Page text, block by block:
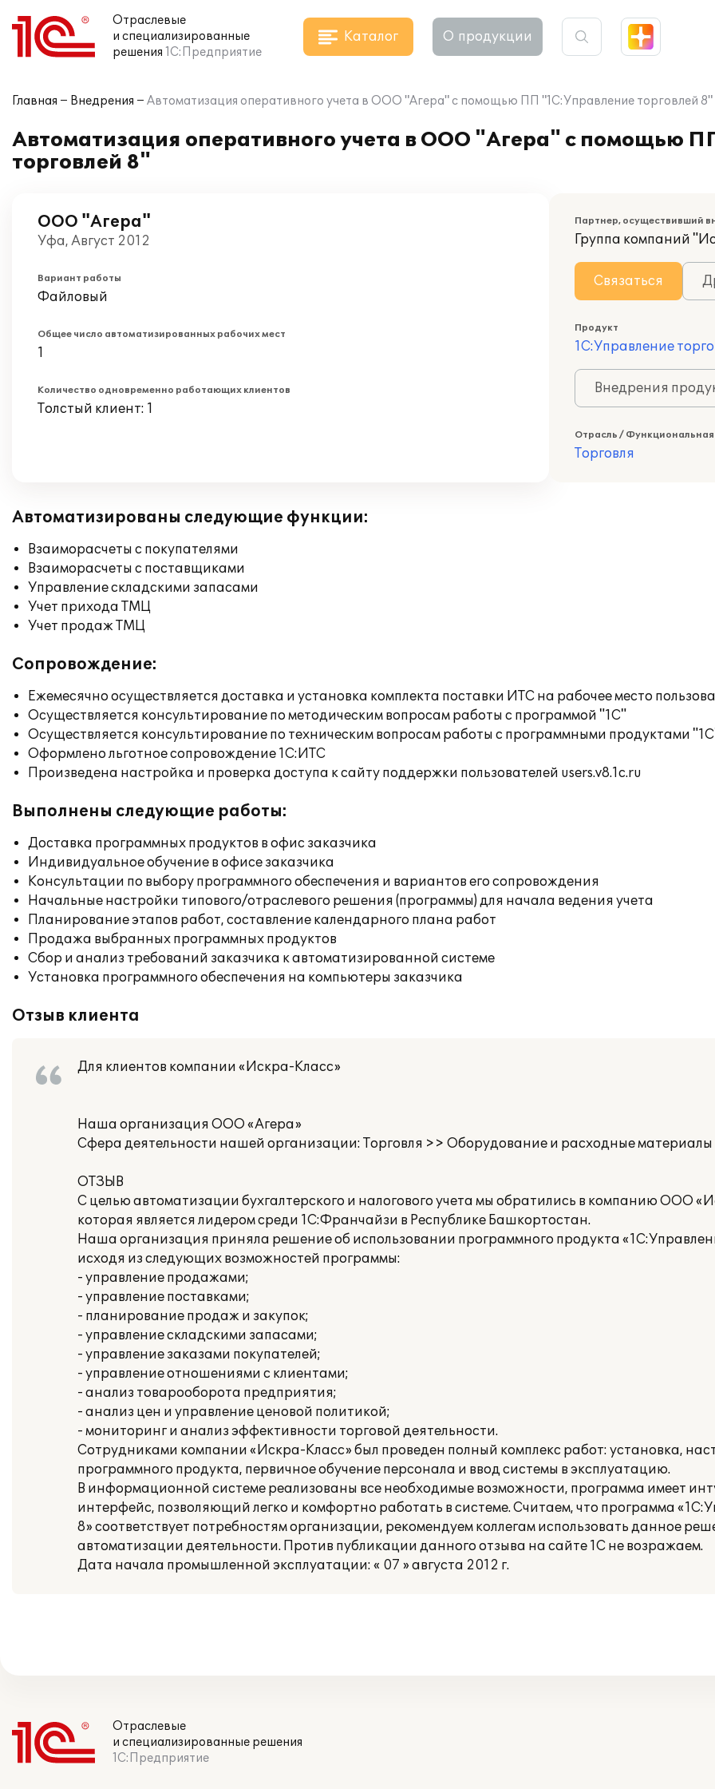
Отраслевые
и специализированные
решения 1С:Предприятие
Каталог О продукции
Главная Внедрения Автоматизация оперативного учета в ООО "Агера" с помощью ПП "1С:Управление торговлей 8"
Автоматизация оперативного учета в ООО "Агера" с помощью
торговлей 8"
ООО "Агера"
Уфа, Август 2012
Вариант работы
Файловый
Общее число автоматизированных рабочих мест
1
Количество одновременно работающих клиентов
Толстый клиент: 1
Партнер, осуществивший
Группа компаний
Связаться
Продукт
1С:Управление
Внедрения
Отрасль /
Торговля
Автоматизированы следующие функции:
Взаиморасчеты с покупателями
Взаиморасчеты с поставщиками
Управление складскими запасами
Учет прихода ТМЦ
Учет продаж ТМЦ
Сопровождение:
Ежемесячно осуществляется доставка и установка комплекта поставки ИТС на рабочее место
Осуществляется консультирование по методическим вопросам работы с программой "1С"
Осуществляется консультирование по техническим вопросам работы с программными продуктами
Оформлено льготное сопровождение 1С:ИТС
Произведена настройка и проверка доступа к сайту поддержки пользователей users.v8.1c.ru
Выполнены следующие работы:
Доставка программных продуктов в офис заказчика
Индивидуальное обучение в офисе заказчика
Консультации по выбору программного обеспечения и вариантов его сопровождения
Начальные настройки типового/отраслевого решения (программы) для начала ведения учета
Планирование этапов работ, составление календарного плана работ
Продажа выбранных программных продуктов
Сбор и анализ требований заказчика к автоматизированной системе
Установка программного обеспечения на компьютеры заказчика
Отзыв клиента
Для клиентов компании «Искра-Класс»
Наша организация ООО «Агера»
Сфера деятельности нашей организации: Торговля >> Оборудование и расходные материалы
ОТЗЫВ
С целью автоматизации бухгалтерского и налогового учета мы обратились в компанию ООО
которая является лидером среди 1С:Франчайзи в Республике Башкортостан.
Наша организация приняла решение об использовании программного продукта
исходя из следующих возможностей программы:
- управление продажами;
- управление поставками;
- планирование продаж и закупок;
- управление складскими запасами;
- управление заказами покупателей;
- управление отношениями с клиентами;
- анализ товарооборота предприятия;
- анализ цен и управление ценовой политикой;
- мониторинг и анализ эффективности торговой деятельности.
Сотрудниками компании «Искра-Класс» был проведен полный комплекс работ: установка,
программного продукта, первичное обучение персонала и ввод системы в эксплуатацию.
В информационной системе реализованы все необходимые возможности, программа имеет
интерфейс, позволяющий легко и комфортно работать в системе. Считаем, что программа
8» соответствует потребностям организации, рекомендуем коллегам использовать данное
автоматизации деятельности. Против публикации данного отзыва на сайте 1С не возражаем.
Дата начала промышленной эксплуатации: « 07 » августа 2012 г.
Отраслевые
и специализированные решения
1С:Предприятие